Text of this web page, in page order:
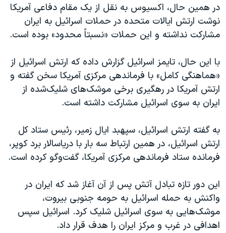
در همین حال، اکسیوس به نقل از یک مقام دفاعی آمریکا
نوشت ارتش ایالات متحده در حملات اسرائیل به ایران
مشارکت نداشته و این حملات «نسبتاً محدود» بوده است.
با این حال، تایمز اسرائیل گزارش داده که ارتش اسرائیل از
«هماهنگی کامل» با فرماندهی مرکزی آمریکا سخن گفته و
ارتش آمریکا در رهگیری برخی موشک‌های شلیک‌شده از
ایران به سوی اسرائیل مشارکت داشته است.
به گفته ارتش اسرائیل، سپهبد ایال زمیر، رئیس ستاد کل
ارتش اسرائیل، در همین ارتباط سه بار با دریاسالار برد کوپر،
فرمانده ستاد فرماندهی مرکزی آمریکا، گفت‌وگو کرده است.
این دور تازه تبادل آتش پس از آن آغاز شد که ایران در
واکنش به حمله اسرائیل به حومه جنوبی بیروت،
موشک‌هایی به سوی اسرائیل شلیک کرد. اسرائیل سپس
اهدافی در غرب و مرکز ایران را هدف قرار داد.